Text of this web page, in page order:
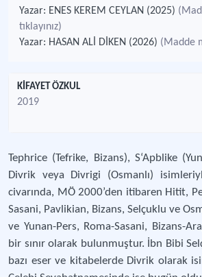
Yazar: ENES KEREM CEYLAN (2025)
tıklayınız)
Yazar: HASAN ALİ DİKEN (2026) (Madde
KİFAYET ÖZKUL
2019
Tephrice (Tefrike, Bizans), S‘Apblike
Divrik veya Divrigi (Osmanlı)
civarında, MÖ 2000’den itibaren Hitit,
Sasani, Pavlikian, Bizans, Selçuklu ve
ve Yunan-Pers, Roma-Sasani, Bizans-
bir sınır olarak bulunmuştur. İbn Bibi
bazı eser ve kitabelerde Divrik olarak